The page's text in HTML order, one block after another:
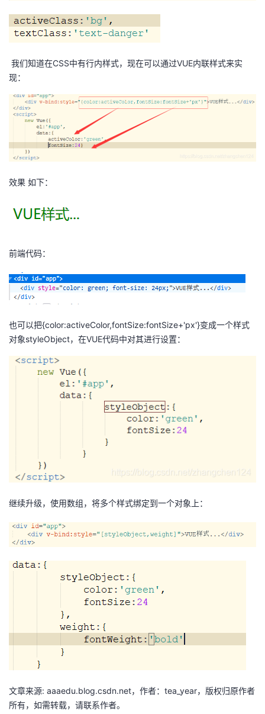
我们知道在CSS中有行内样式，现在可以通过VUE内联样式来实
现：
效果 如下：
前端代码：
也可以把{color:activeColor,fontSize:fontSize+'px'}变成一个样式
对象styleObject，在VUE代码中对其进行设置：
继续升级，使用数组，将多个样式绑定到一个对象上：
文章来源: aaaedu.blog.csdn.net，作者：tea_year，版权归原作者
所有，如需转载，请联系作者。